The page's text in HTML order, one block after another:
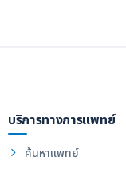
บริการทางการแพทย์
ค้นหาแพทย์